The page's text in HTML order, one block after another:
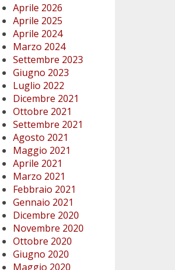
Aprile 2026
Aprile 2025
Aprile 2024
Marzo 2024
Settembre 2023
Giugno 2023
Luglio 2022
Dicembre 2021
Ottobre 2021
Settembre 2021
Agosto 2021
Maggio 2021
Aprile 2021
Marzo 2021
Febbraio 2021
Gennaio 2021
Dicembre 2020
Novembre 2020
Ottobre 2020
Giugno 2020
Maggio 2020